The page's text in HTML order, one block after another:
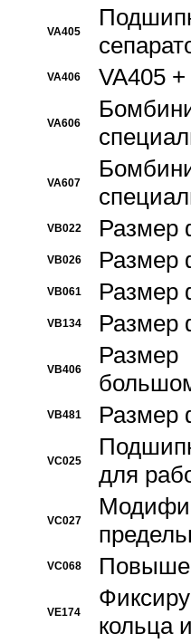
VA405
VA406 VA405
VA606
VA607
VB022 Размер
VB026 Размер
VB061 Размер
VB134 Размер
VB406
VB481 Размер
VC025
для
VC027
VC068
VE174
кольца